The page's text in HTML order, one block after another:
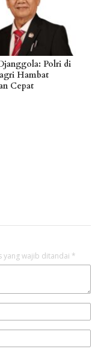
Polri di
Hambat
Cepat
yang wajib ditandai *